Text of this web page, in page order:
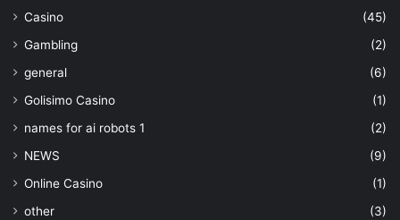
Casino
(45)
Gambling
(2)
general
(6)
Golisimo Casino
(1)
names for ai robots 1
(2)
NEWS
(9)
Online Casino
(1)
other
(3)